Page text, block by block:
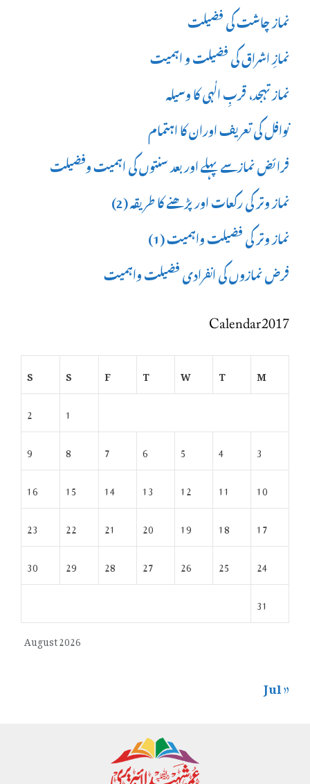
نماز چاشت کی فضیلت
نمازِ اشراق کی فضیلت و اہمیت
نماز تہجد، قربِ الٰہی کا وسیلہ
نوافل کی تعریف اوران کا اہتمام
فرائض نمازسے پہلے اور بعد سنتوں کی اہمیت وفضیلت
نماز وتر کی رکعات اور پڑھنے کا طریقہ (2)
نماز وتر کی فضیلت واہمیت (1)
فرض نمازوں کی انفرادی فضیلت واہمیت
Calendar 2017
August 2026
M
T
W
T
F
S
S
1
2
3
4
5
6
7
8
9
10
11
12
13
14
15
16
17
18
19
20
21
22
23
24
25
26
27
28
29
30
31
« Jul